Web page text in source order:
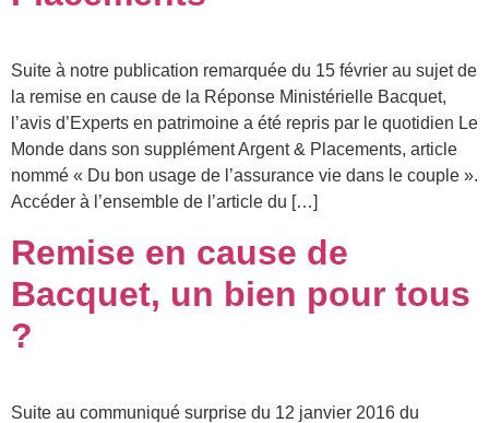
Suite à notre publication remarquée du 15 février au sujet de
la remise en cause de la Réponse Ministérielle Bacquet,
l’avis d’Experts en patrimoine a été repris par le quotidien Le
Monde dans son supplément Argent & Placements, article
nommé « Du bon usage de l’assurance vie dans le couple ».
Accéder à l’ensemble de l’article du […]
Remise en cause de
Bacquet, un bien pour tous
?
Suite au communiqué surprise du 12 janvier 2016 du